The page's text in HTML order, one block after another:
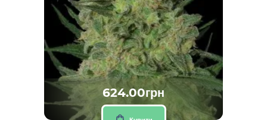
624.00грн